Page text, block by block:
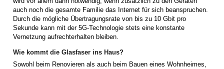
auch noch die gesamte Familie das Internet für sich beanspruchen.
Durch die mögliche Übertragungsrate von bis zu 10 Gbit pro
Sekunde kann mit der 5G-Technologie stets eine konstante
Vernetzung aufrechterhalten bleiben.
Wie kommt die Glasfaser ins Haus?
Sowohl beim Renovieren als auch beim Bauen eines Wohnheimes,